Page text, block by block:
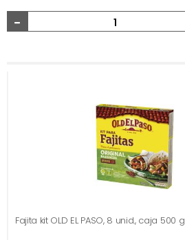
-
Fajita kit OLD EL PASO, 8 unid., caja 500 g